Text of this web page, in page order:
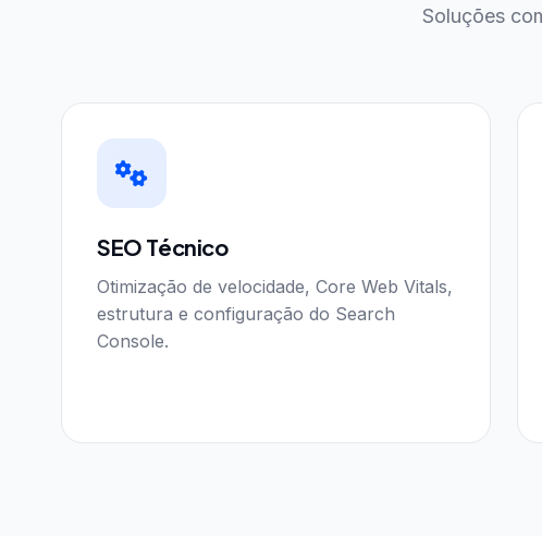
Soluções
SEO Técnico
Otimização de velocidade, Core Web Vitals,
estrutura e configuração do Search
Console.